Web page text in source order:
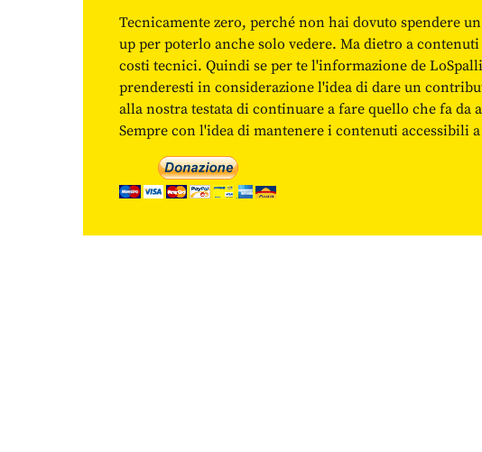
Tecnicamente zero, perché non hai dovuto spendere
up per poterlo anche solo vedere. Ma dietro a
costi tecnici. Quindi se per te l'informazione de
prenderesti in considerazione l'idea di dare un
alla nostra testata di continuare a fare quello che fa
Sempre con l'idea di mantenere i contenuti accessibili